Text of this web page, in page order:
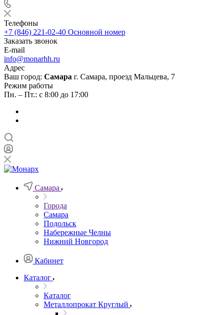
Телефоны
+7 (846) 221-02-40 Основной номер
Заказать звонок
E-mail
info@monarhh.ru
Адрес
Ваш город: Самара г. Самара, проезд Мальцева, 7
Режим работы
Пн. – Пт.: с 8:00 до 17:00
Самара
Города
Самара
Подольск
Набережные Челны
Нижний Новгород
Кабинет
Каталог
Каталог
Металлопрокат Круглый